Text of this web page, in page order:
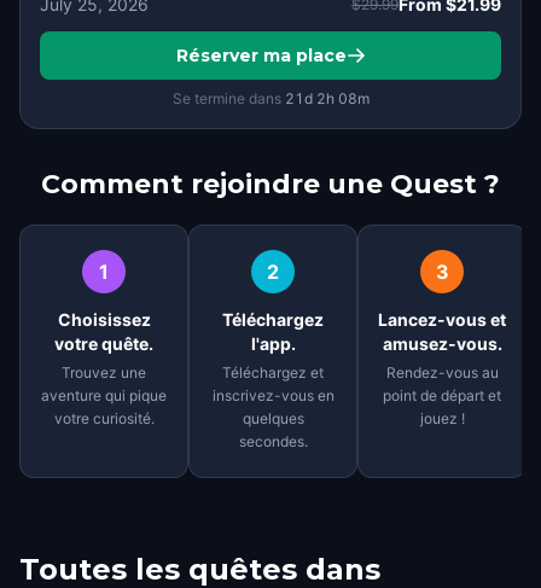
July 25, 2026 $29.99From $21.99
Réserver ma place
Se termine dans 21d 2h 08m
Comment rejoindre une Quest ?
1
Choisissez
votre quête.
Trouvez une
aventure qui pique
votre curiosité.
2
Téléchargez
l'app.
Téléchargez et
inscrivez-vous en
quelques
secondes.
3
Lancez-vous et
amusez-vous.
Rendez-vous au
point de départ et
jouez !
Toutes les quêtes dans